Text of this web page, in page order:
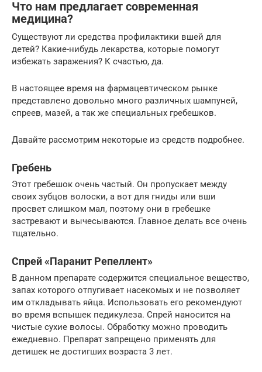
Что нам предлагает современная
медицина?
Существуют ли средства профилактики вшей для
детей? Какие-нибудь лекарства, которые помогут
избежать заражения? К счастью, да.
В настоящее время на фармацевтическом рынке
представлено довольно много различных шампуней,
спреев, мазей, а так же специальных гребешков.
Давайте рассмотрим некоторые из средств подробнее.
Гребень
Этот гребешок очень частый. Он пропускает между
своих зубцов волоски, а вот для гниды или вши
просвет слишком мал, поэтому они в гребешке
застревают и вычесываются. Главное делать все очень
тщательно.
Спрей «Паранит Репеллент»
В данном препарате содержится специальное вещество,
запах которого отпугивает насекомых и не позволяет
им откладывать яйца. Использовать его рекомендуют
во время вспышек педикулеза. Спрей наносится на
чистые сухие волосы. Обработку можно проводить
ежедневно. Препарат запрещено применять для
детишек не достигших возраста 3 лет.